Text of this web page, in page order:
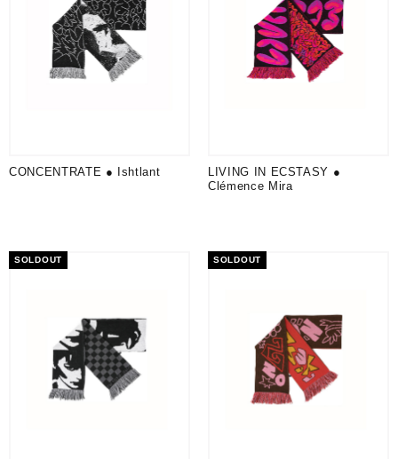
CONCENTRATE ● Ishtlant
LIVING IN ECSTASY ●
Clémence Mira
SOLDOUT SOLDOUT